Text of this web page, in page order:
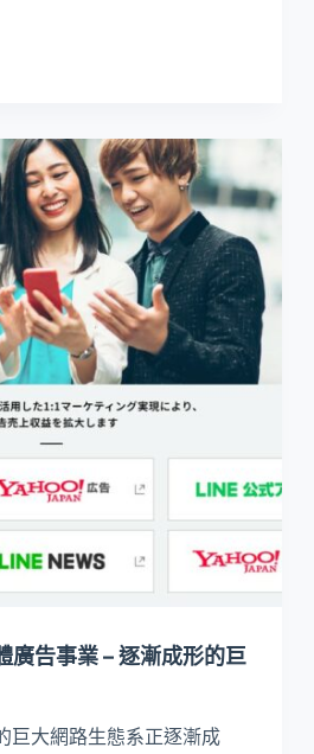
廣告事業 – 逐漸成形的巨
巨大網路生態系正逐漸成